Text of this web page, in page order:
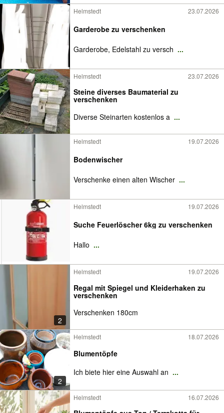
Helmstedt 23.07.2026
Garderobe zu verschenken
Garderobe, Edelstahl zu versch ...
Helmstedt 23.07.2026
Steine diverses Baumaterial zu
verschenken
Diverse Steinarten kostenlos a ...
Helmstedt 19.07.2026
Bodenwischer
Verschenke einen alten Wischer ...
Helmstedt 19.07.2026
Suche Feuerlöscher 6kg zu verschenken
Hallo ...
2
Helmstedt 19.07.2026
Regal mit Spiegel und Kleiderhaken zu
verschenken
Verschenken 180cm
2
Helmstedt 18.07.2026
Blumentöpfe
Ich biete hier eine Auswahl an ...
Helmstedt 16.07.2026